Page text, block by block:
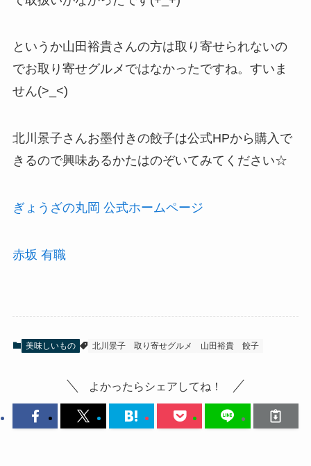
というか山田裕貴さんの方は取り寄せられないの
でお取り寄せグルメではなかったですね。すいま
せん(>_<)
北川景子さんお墨付きの餃子は公式HPから購入で
きるので興味あるかたはのぞいてみてください☆
ぎょうざの丸岡 公式ホームページ
赤坂 有職
美味しいもの 北川景子 取り寄せグルメ 山田裕貴 餃子
よかったらシェアしてね！